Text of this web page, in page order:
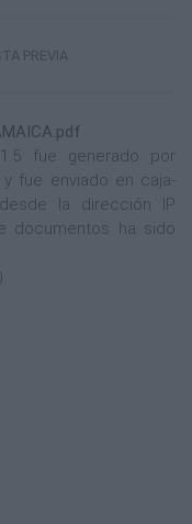
PREVIA
fue generado por
y fue enviado en caja-
la dirección IP
documentos ha sido